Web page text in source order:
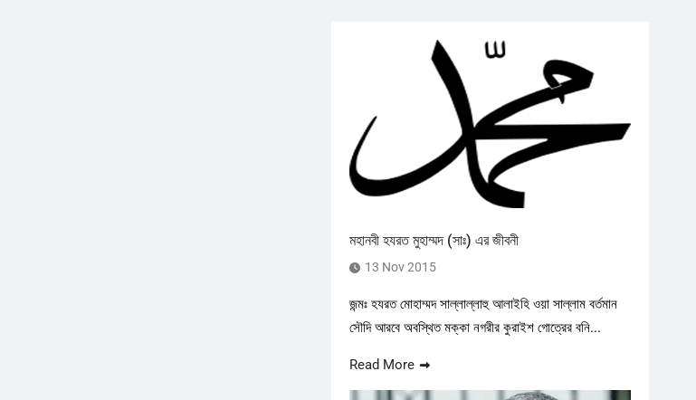
মহানবী হযরত মুহাম্মদ (সাঃ) এর জীবনী
13 Nov 2015
জন্মঃ হযরত মোহাম্মদ সাল্লাল্লাহু আলাইহি ওয়া সাল্লাম বর্তমান
সৌদি আরবে অবস্থিত মক্কা নগরীর কুরাইশ গোত্রের বনি...
Read More